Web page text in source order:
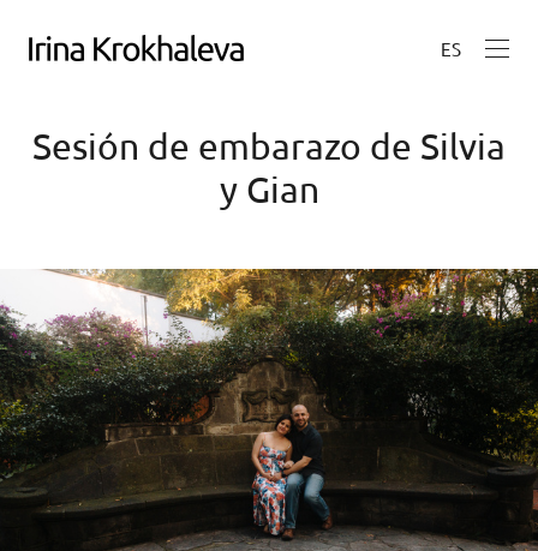
ES
Sesión de embarazo de Silvia
y Gian